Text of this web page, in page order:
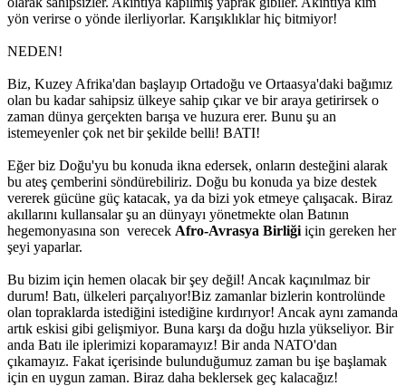
yön verirse o yönde ilerliyorlar. Karışıklıklar hiç bitmiyor!
NEDEN!
Biz, Kuzey Afrika'dan başlayıp Ortadoğu ve Ortaasya'daki bağımız
olan bu kadar sahipsiz ülkeye sahip çıkar ve bir araya getirirsek o
zaman dünya gerçekten barışa ve huzura erer. Bunu şu an
istemeyenler çok net bir şekilde belli! BATI!
Eğer biz Doğu'yu bu konuda ikna edersek, onların desteğini alarak
bu ateş çemberini söndürebiliriz. Doğu bu konuda ya bize destek
vererek gücüne güç katacak, ya da bizi yok etmeye çalışacak. Biraz
akıllarını kullansalar şu an dünyayı yönetmekte olan Batının
hegemonyasına son verecek Afro-Avrasya Birliği için gereken her
şeyi yaparlar.
Bu bizim için hemen olacak bir şey değil! Ancak kaçınılmaz bir
durum! Batı, ülkeleri parçalıyor!Biz zamanlar bizlerin kontrolünde
olan topraklarda istediğini istediğine kırdırıyor! Ancak aynı zamanda
artık eskisi gibi gelişmiyor. Buna karşı da doğu hızla yükseliyor. Bir
anda Batı ile iplerimizi koparamayız! Bir anda NATO'dan
çıkamayız. Fakat içerisinde bulunduğumuz zaman bu işe başlamak
için en uygun zaman. Biraz daha beklersek geç kalacağız!